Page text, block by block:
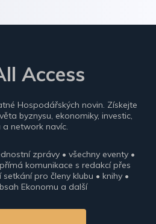
Access
Hospodářských novin. Získejte
byznysu, ekonomiky, investic,
a network navíc.
zprávy • všechny eventy •
komunikace s redakcí přes
pro členy klubu • knihy •
Ekonomu a další